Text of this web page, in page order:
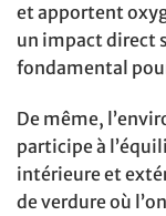
et apportent
un impact direct
fondamental
De même,
participe à
intérieure et
de verdure où